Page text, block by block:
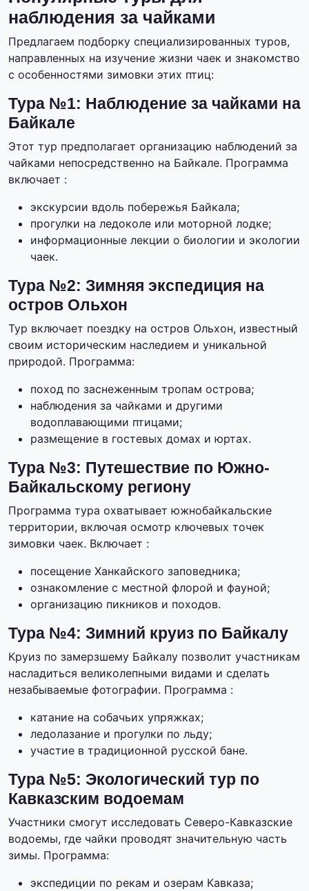
наблюдения за чайками
Предлагаем подборку специализированных туров,
направленных на изучение жизни чаек и знакомство
с особенностями зимовки этих птиц:
Тура №1: Наблюдение за чайками на
Байкале
Этот тур предполагает организацию наблюдений за
чайками непосредственно на Байкале. Программа
включает :
экскурсии вдоль побережья Байкала;
прогулки на ледоколе или моторной лодке;
информационные лекции о биологии и экологии
чаек.
Тура №2: Зимняя экспедиция на
остров Ольхон
Тур включает поездку на остров Ольхон, известный
своим историческим наследием и уникальной
природой. Программа:
поход по заснеженным тропам острова;
наблюдения за чайками и другими
водоплавающими птицами;
размещение в гостевых домах и юртах.
Тура №3: Путешествие по Южно-
Байкальскому региону
Программа тура охватывает южнобайкальские
территории, включая осмотр ключевых точек
зимовки чаек. Включает :
посещение Ханкайского заповедника;
ознакомление с местной флорой и фауной;
организацию пикников и походов.
Тура №4: Зимний круиз по Байкалу
Круиз по замерзшему Байкалу позволит участникам
насладиться великолепными видами и сделать
незабываемые фотографии. Программа :
катание на собачьих упряжках;
ледолазание и прогулки по льду;
участие в традиционной русской бане.
Тура №5: Экологический тур по
Кавказским водоемам
Участники смогут исследовать Северо-Кавказские
водоемы, где чайки проводят значительную часть
зимы. Программа:
экспедиции по рекам и озерам Кавказа;